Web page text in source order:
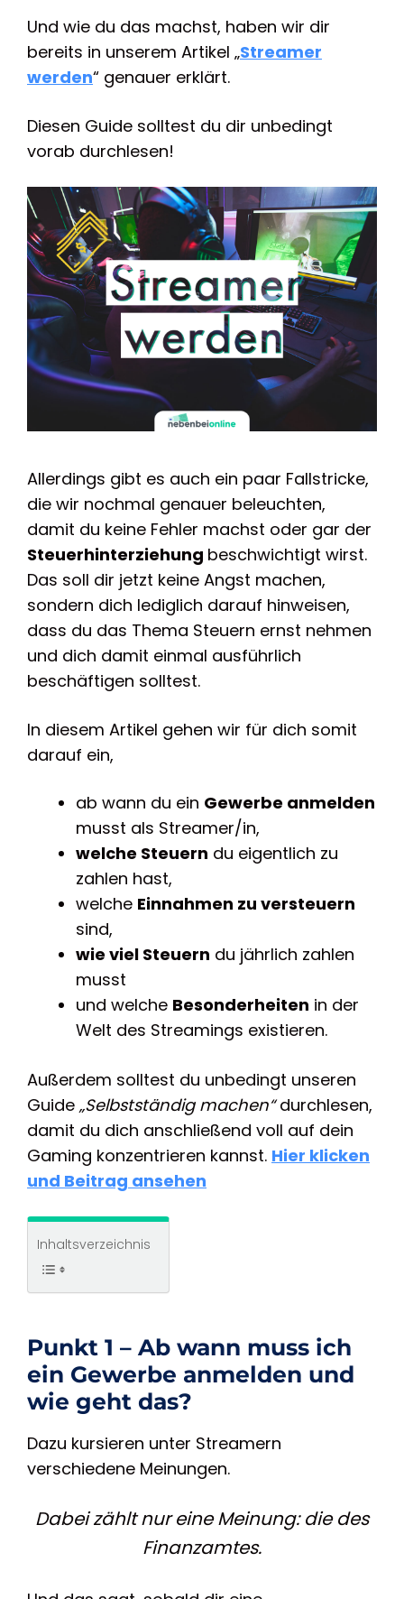
Und wie du das machst, haben wir dir
bereits in unserem Artikel „Streamer
werden“ genauer erklärt.
Diesen Guide solltest du dir unbedingt
vorab durchlesen!
Allerdings gibt es auch ein paar Fallstricke,
die wir nochmal genauer beleuchten,
damit du keine Fehler machst oder gar der
Steuerhinterziehung beschwichtigt wirst.
Das soll dir jetzt keine Angst machen,
sondern dich lediglich darauf hinweisen,
dass du das Thema Steuern ernst nehmen
und dich damit einmal ausführlich
beschäftigen solltest.
In diesem Artikel gehen wir für dich somit
darauf ein,
ab wann du ein Gewerbe anmelden
musst als Streamer/in,
welche Steuern du eigentlich zu
zahlen hast,
welche Einnahmen zu versteuern
sind,
wie viel Steuern du jährlich zahlen
musst
und welche Besonderheiten in der
Welt des Streamings existieren.
Außerdem solltest du unbedingt unseren
Guide „Selbstständig machen“durchlesen,
damit du dich anschließend voll auf dein
Gaming konzentrieren kannst. Hier klicken
und Beitrag ansehen
Inhaltsverzeichnis
Punkt 1 – Ab wann muss ich
ein Gewerbe anmelden und
wie geht das?
Dazu kursieren unter Streamern
verschiedene Meinungen.
Dabei zählt nur eine Meinung: die des
Finanzamtes.